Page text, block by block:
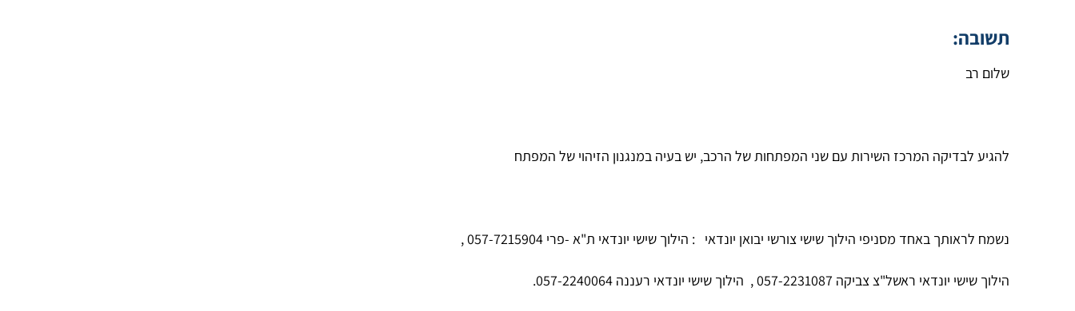
תשובה:
שלום רב
להגיע לבדיקה המרכז השירות עם שני המפתחות של הרכב, יש בעיה במנגנון הזיהוי של המפתח
נשמח לראותך באחד מסניפי הילוך שישי צורשי יבואן יונדאי : הילוך שישי יונדאי ת"א -פרי 057-7215904 ,
הילוך שישי יונדאי ראשל"צ צביקה 057-2231087 , הילוך שישי יונדאי רעננה 057-2240064.